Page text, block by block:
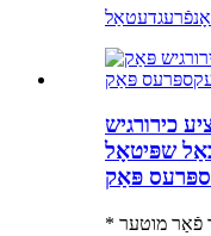
אָנפֿרעגדעטאַל
כירורגיש
שפּיטאָל
פּאַק
* דער געבורט קיט איז ספּעציעל דיזיינד פֿאַר מוטער